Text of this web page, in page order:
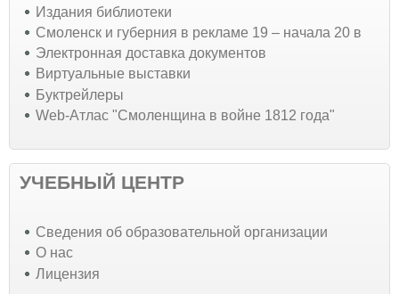
Издания библиотеки
Смоленск и губерния в рекламе 19 – начала 20 в
Электронная доставка документов
Виртуальные выставки
Буктрейлеры
Web-Атлас "Смоленщина в войне 1812 года"
УЧЕБНЫЙ ЦЕНТР
Cведения об образовательной организации
О нас
Лицензия